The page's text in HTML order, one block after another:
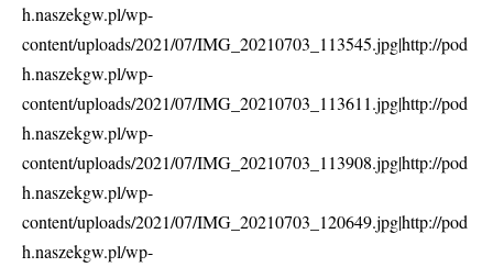
h.naszekgw.pl/wp-
content/uploads/2021/07/IMG_20210703_113545.jpg|http://pod
h.naszekgw.pl/wp-
content/uploads/2021/07/IMG_20210703_113611.jpg|http://pod
h.naszekgw.pl/wp-
content/uploads/2021/07/IMG_20210703_113908.jpg|http://pod
h.naszekgw.pl/wp-
content/uploads/2021/07/IMG_20210703_120649.jpg|http://pod
h.naszekgw.pl/wp-